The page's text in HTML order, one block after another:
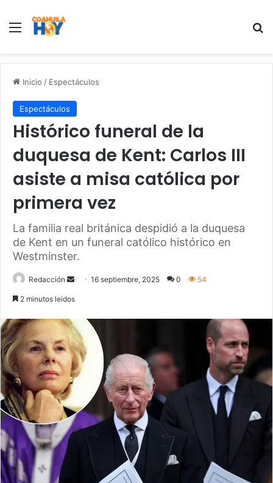
Menu
Inicio / Espectáculos
Espectáculos
Histórico funeral de la
duquesa de Kent: Carlos III
asiste a misa católica por
primera vez
La familia real británica despidió a la duquesa
de Kent en un funeral católico histórico en
Westminster.
Redacción
d
a
n
e
m
i
16 septiembre, 2025 0 54
2 minutos leidos